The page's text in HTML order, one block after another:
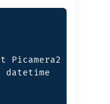
Picamera2
datetime